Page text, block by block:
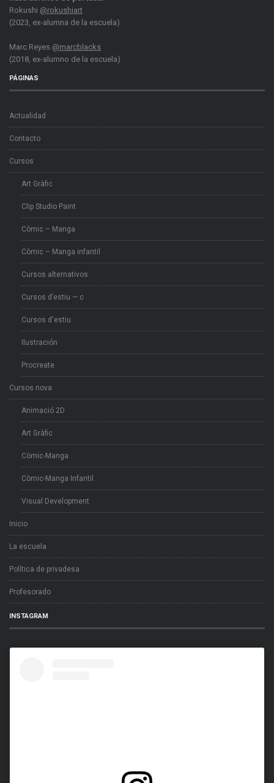
Rokushi @rokushiart
(2023, ex-alumna de la escuela)
Marc Reyes @marcblacks
(2018, ex-alumno de la escuela)
PÁGINAS
Actualidad
Contacto
Cursos
Art Gràfic
Clip Studio Paint
Còmic – Manga
Còmic – Manga infantil
Cursos alternativos
Cursos d’estiu — c
Cursos d'estiu
Ilustración
Procreate
Cursos nova
Animació 2D
Art Gràfic
Còmic-Manga
Còmic-Manga Infantil
Visual Development
Inicio
La escuela
Política de privadesa
Profesorado
INSTAGRAM